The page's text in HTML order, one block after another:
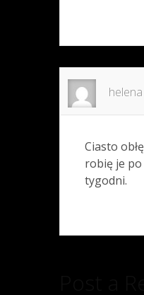
helena
Ciasto
robię je po
tygodni.